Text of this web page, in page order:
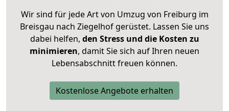
Wir sind für jede Art von Umzug von Freiburg im
Breisgau nach Ziegelhof gerüstet. Lassen Sie uns
dabei helfen, den Stress und die Kosten zu
minimieren, damit Sie sich auf Ihren neuen
Lebensabschnitt freuen können.
Kostenlose Angebote erhalten